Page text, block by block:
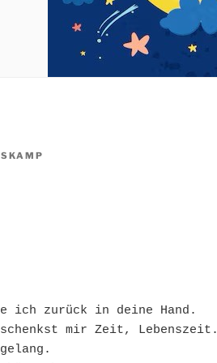
ich zurück in deine Hand.
mir Zeit, Lebenszeit.